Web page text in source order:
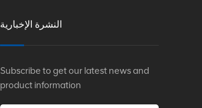
النشرة الإخبارية
Subscribe to get our latest news and
product information